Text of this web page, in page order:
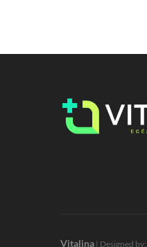
Vitalina | Designed by: